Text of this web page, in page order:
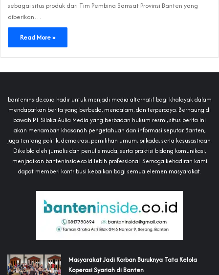
sebagai situs produk dari Tim Pembina Samsat Provinsi Banten yang
diberikan…
Read More »
banteninside.co.id hadir untuk menjadi media alternatif bagi khalayak dalam
mendapatkan berita yang berbeda, mendalam, dan terpercaya. Bernaung di
bawah PT Siloka Aulia Media yang berbadan hukum resmi, situs berita ini
akan menambah khasanah pengetahuan dan informasi seputar Banten,
juga tentang politik, demokrasi, pemilihan umum, pilkada, serta kesusastraan.
Dikelola oleh jurnalis dan penulis muda, serta praktisi bidang komunikasi,
menjadikan banteninside.co.id lebih professional. Semoga kehadiran kami
dapat memberi kontribusi kebaikan bagi semua elemen masyarakat.
‎Masyarakat Jadi Korban Buruknya Tata Kelola
Koperasi Syariah di Banten